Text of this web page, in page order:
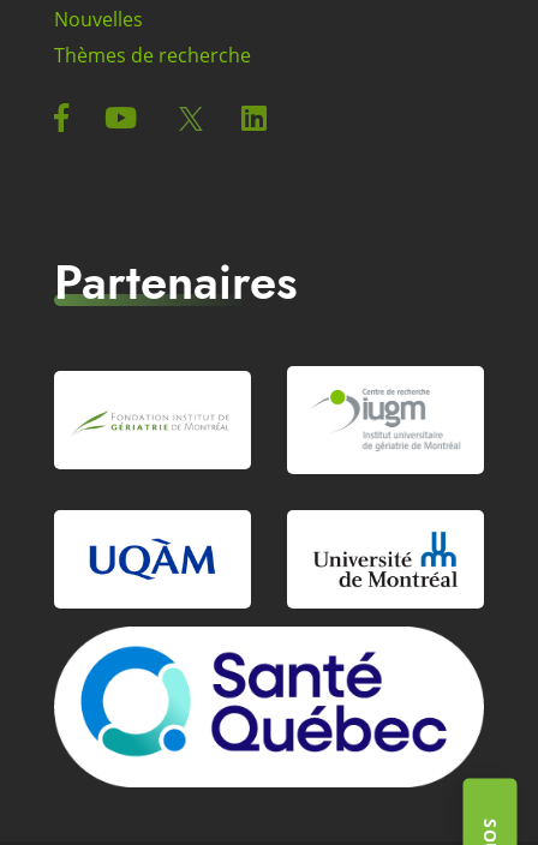
Nouvelles
Thèmes de recherche
Partenaires